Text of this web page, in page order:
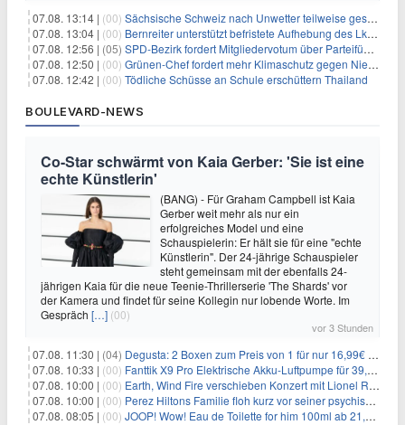
07.08. 13:14 | (00) Sächsische Schweiz nach Unwetter teilweise gesperrt
07.08. 13:04 | (00) Bernreiter unterstützt befristete Aufhebung des Lkw-Fahrverbots
07.08. 12:56 | (05) SPD-Bezirk fordert Mitgliedervotum über Parteiführung
07.08. 12:50 | (00) Grünen-Chef fordert mehr Klimaschutz gegen Niedrigwasser
07.08. 12:42 | (00) Tödliche Schüsse an Schule erschüttern Thailand
BOULEVARD-NEWS
Co-Star schwärmt von Kaia Gerber: 'Sie ist eine
echte Künstlerin'
(BANG) - Für Graham Campbell ist Kaia
Gerber weit mehr als nur ein
erfolgreiches Model und eine
Schauspielerin: Er hält sie für eine "echte
Künstlerin". Der 24-jährige Schauspieler
steht gemeinsam mit der ebenfalls 24-
jährigen Kaia für die neue Teenie-Thrillerserie 'The Shards' vor
der Kamera und findet für seine Kollegin nur lobende Worte. Im
Gespräch […] (00)
vor 3 Stunden
07.08. 11:30 | (04) Degusta: 2 Boxen zum Preis von 1 für nur 16,99€ inkl. Versand
07.08. 10:33 | (00) Fanttik X9 Pro Elektrische Akku-Luftpumpe für 39,99€
07.08. 10:00 | (00) Earth, Wind Fire verschieben Konzert mit Lionel Richie nach medizinischem Notfall
07.08. 10:00 | (00) Perez Hiltons Familie floh kurz vor seiner psychischen Krise aus dem Haus
07.08. 08:05 | (00) JOOP! Wow! Eau de Toilette for him 100ml ab 21,84€ im Sparabo